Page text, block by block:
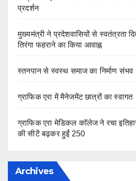
प्रदर्शन
मुख्यमंत्री ने प्रदेशवासियों से स्वतंत्रता
तिरंगा फहराने का किया आवाह्न
स्तनपान से स्वस्थ समाज का निर्माण संभव
ग्राफिक एरा में मैनेजमेंट छात्रों का स्वागत
ग्राफिक एरा मेडिकल कॉलेज ने रचा
की सीटें बढ़कर हुईं 250
Archives